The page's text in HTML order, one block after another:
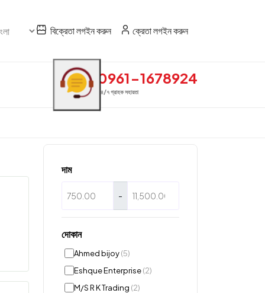
বিক্রেতা লগইন করুন ক্রেতা লগইন করুন
0961-1678924
২৪/৭ গ্রাহক সহায়তা
দাম
-
দোকান
Ahmed bijoy(5)
Eshque Enterprise(2)
M/S R K Trading (2)